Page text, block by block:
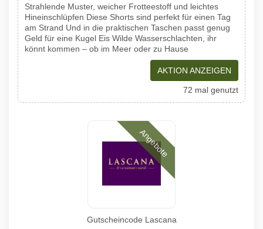
Strahlende Muster, weicher Frotteestoff und leichtes
Hineinschlüpfen Diese Shorts sind perfekt für einen Tag
am Strand Und in die praktischen Taschen passt genug
Geld für eine Kugel Eis Wilde Wasserschlachten, ihr
könnt kommen – ob im Meer oder zu Hause
AKTION ANZEIGEN
72 mal genutzt
Angebote
Gutscheincode Lascana